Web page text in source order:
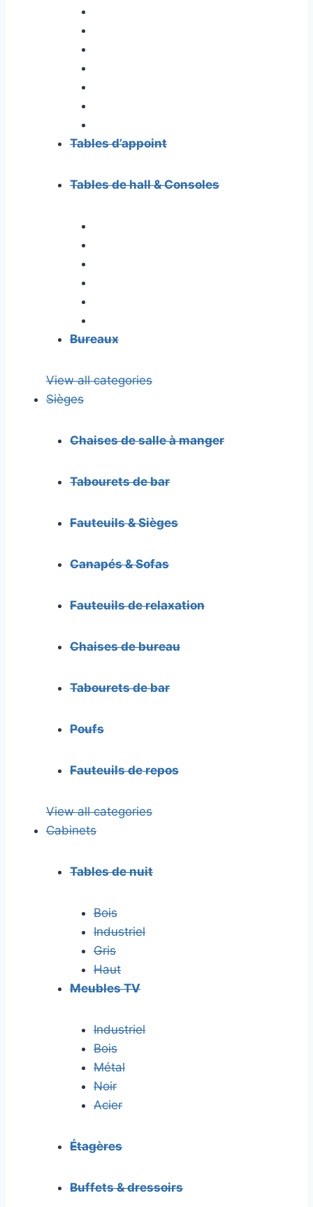
Tables d’appoint
Tables de hall & Consoles
Bureaux
View all categories
Sièges
Chaises de salle à manger
Tabourets de bar
Fauteuils & Sièges
Canapés & Sofas
Fauteuils de relaxation
Chaises de bureau
Tabourets de bar
Poufs
Fauteuils de repos
View all categories
Cabinets
Tables de nuit
Bois
Industriel
Gris
Haut
Meubles TV
Industriel
Bois
Métal
Noir
Acier
Étagères
Buffets & dressoirs